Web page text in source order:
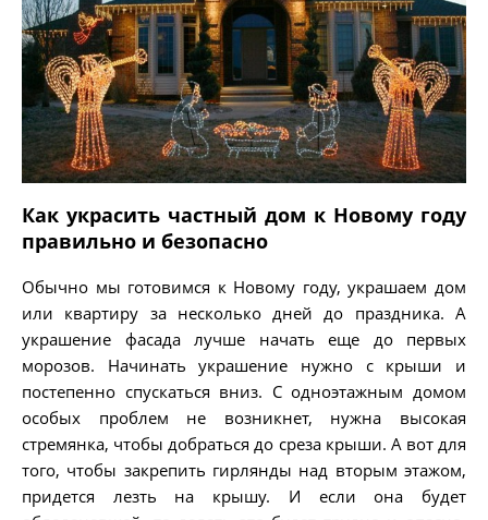
Как украсить частный дом к Новому году
правильно и безопасно
Обычно мы готовимся к Новому году, украшаем дом
или квартиру за несколько дней до праздника. А
украшение фасада лучше начать еще до первых
морозов. Начинать украшение нужно с крыши и
постепенно спускаться вниз. С одноэтажным домом
особых проблем не возникнет, нужна высокая
стремянка, чтобы добраться до среза крыши. А вот для
того, чтобы закрепить гирлянды над вторым этажом,
придется лезть на крышу. И если она будет